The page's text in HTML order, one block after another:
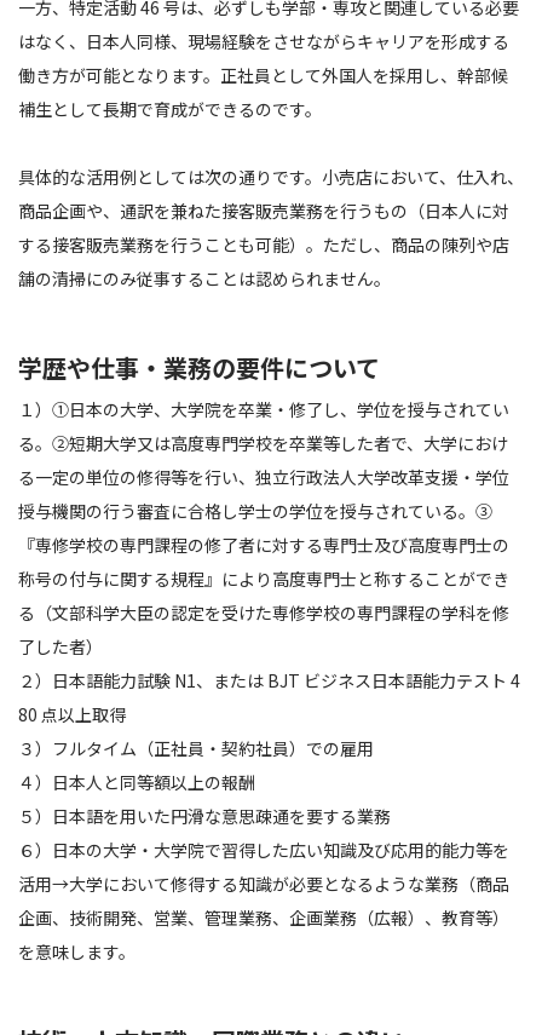
一方、特定活動 46 号は、必ずしも学部・専攻と関連している必要
はなく、日本人同様、現場経験をさせながらキャリアを形成する
働き方が可能となります。正社員として外国人を採用し、幹部候
補生として⻑期で育成ができるのです。
具体的な活用例としては次の通りです。小売店において、仕入れ、
商品企画や、通訳を兼ねた接客販売業務を行うもの（日本人に対
する接客販売業務を行うことも可能）。ただし、商品の陳列や店
舗の清掃にのみ従事することは認められません。
学歴や仕事・業務の要件について
１）①日本の大学、大学院を卒業・修了し、学位を授与されてい
る。②短期大学又は高度専門学校を卒業等した者で、大学におけ
る一定の単位の修得等を行い、独立行政法人大学改革支援・学位
授与機関の行う審査に合格し学士の学位を授与されている。③
『専修学校の専門課程の修了者に対する専門士及び高度専門士の
称号の付与に関する規程』により高度専門士と称することができ
る（文部科学大臣の認定を受けた専修学校の専門課程の学科を修
了した者）
２）日本語能力試験 N1、または BJT ビジネス日本語能力テスト 4
80 点以上取得
３）フルタイム（正社員・契約社員）での雇用
４）日本人と同等額以上の報酬
５）日本語を用いた円滑な意思疎通を要する業務
６）日本の大学・大学院で習得した広い知識及び応用的能力等を
活用→大学において修得する知識が必要となるような業務（商品
企画、技術開発、営業、管理業務、企画業務（広報）、教育等）
を意味します。